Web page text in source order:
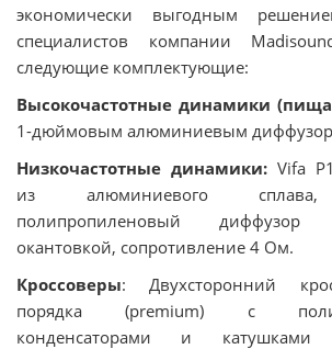
экономически выгодным
специалистов компании
следующие комплектующие:
Высокочастотные динамики
1-дюймовым алюминиевым
Низкочастотные динамики: Vifa
из алюминиевого
полипропиленовый
окантовкой, сопротивление 4 Ом.
Кроссоверы: Двухсторонний
порядка (premium) с
конденсаторами и